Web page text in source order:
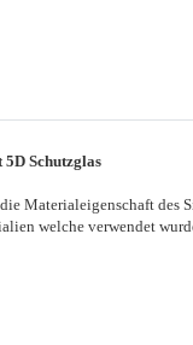
5D Schutzglas
Materialeigenschaft
welche verwendet